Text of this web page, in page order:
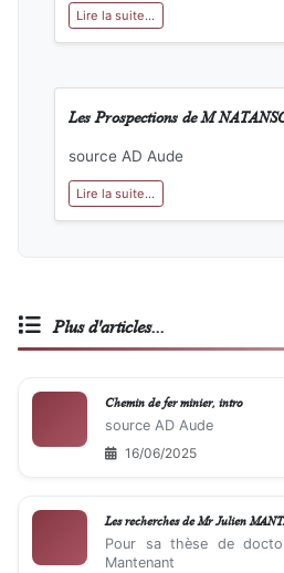
Lire la suite...
Les Prospections de M
source AD Aude
Lire la suite...
Plus d'articles...
Chemin de fer minier, intro
source AD Aude
16/06/2025
Les recherches de Mr Julien
Pour sa thèse de
Mantenant